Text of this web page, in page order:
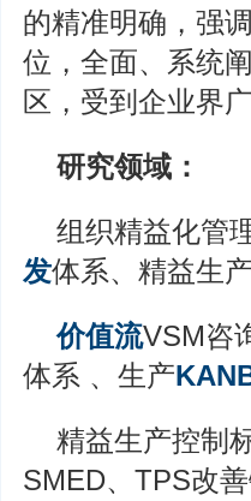
的精准明确，强
位，全面、系统
区，受到企业界
研究领域：
组织精益化管
发体系、精益生
价值流VSM咨
体系 、生产
精益生产控制
SMED、TPS改